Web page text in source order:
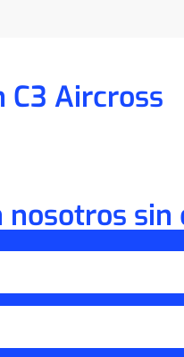
C3 Aircross
nosotros